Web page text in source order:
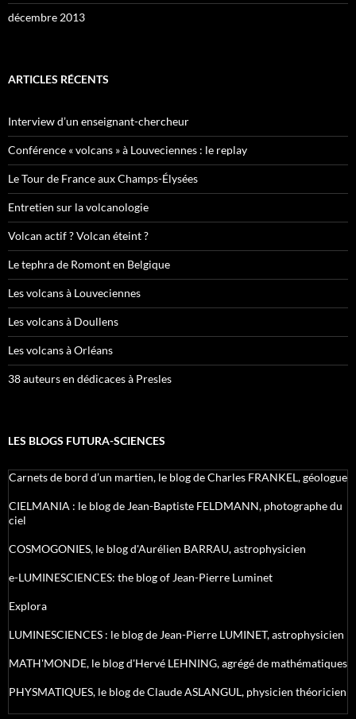
décembre 2013
ARTICLES RÉCENTS
Interview d’un enseignant-chercheur
Conférence « volcans » à Louveciennes : le replay
Le Tour de France aux Champs-Élysées
Entretien sur la volcanologie
Volcan actif ? Volcan éteint ?
Le tephra de Romont en Belgique
Les volcans à Louveciennes
Les volcans à Doullens
Les volcans à Orléans
38 auteurs en dédicaces à Presles
LES BLOGS FUTURA-SCIENCES
Carnets de bord d’un martien, le blog de Charles FRANKEL, géologue
CIELMANIA : le blog de Jean-Baptiste FELDMANN, photographe du
ciel
COSMOGONIES, le blog d'Aurélien BARRAU, astrophysicien
e-LUMINESCIENCES: the blog of Jean-Pierre Luminet
Explora
LUMINESCIENCES : le blog de Jean-Pierre LUMINET, astrophysicien
MATH'MONDE, le blog d'Hervé LEHNING, agrégé de mathématiques
PHYSMATIQUES, le blog de Claude ASLANGUL, physicien théoricien